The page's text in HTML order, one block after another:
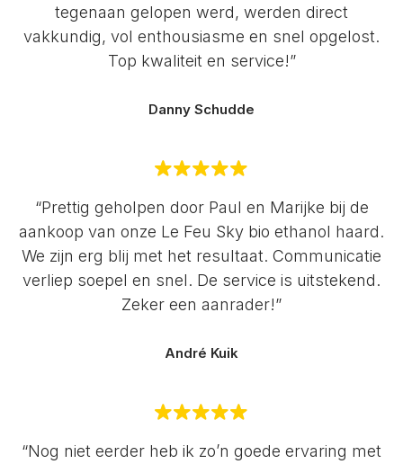
tegenaan gelopen werd, werden direct
vakkundig, vol enthousiasme en snel opgelost.
Top kwaliteit en service!”
Danny Schudde
“Prettig geholpen door Paul en Marijke bij de
aankoop van onze Le Feu Sky bio ethanol haard.
We zijn erg blij met het resultaat. Communicatie
verliep soepel en snel. De service is uitstekend.
Zeker een aanrader!”
André Kuik
“Nog niet eerder heb ik zo’n goede ervaring met